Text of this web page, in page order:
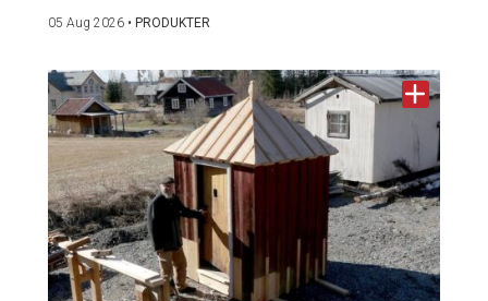
05 Aug 2026 • PRODUKTER